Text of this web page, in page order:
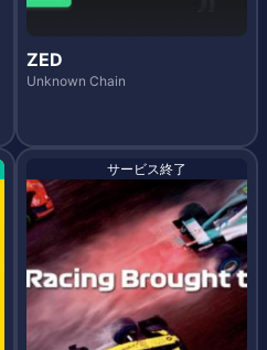
ZED
Unknown Chain
サービス終了